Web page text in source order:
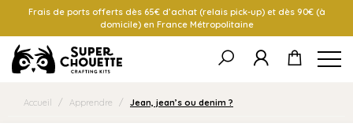
Frais de ports offerts dès 65€ d’achat (relais pick-up) et dès 90€ (à
domicile) en France Métropolitaine
Accueil / Apprendre / Jean, jean’s ou denim ?